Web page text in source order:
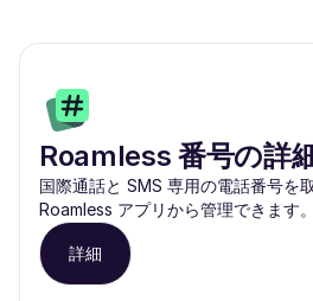
Roamless 番号の詳
国際通話と SMS 専用の電話番号を
Roamless アプリから管理できます。
詳細